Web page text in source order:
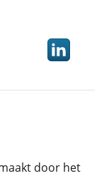
item opDeel dit
door het